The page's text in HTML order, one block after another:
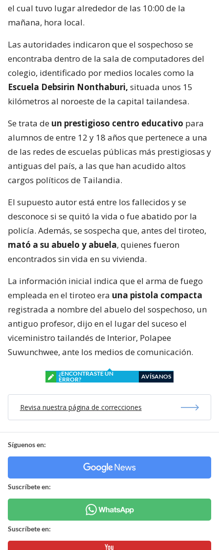
el cual tuvo lugar alrededor de las 10:00 de la
mañana, hora local.
Las autoridades indicaron que el sospechoso se
encontraba dentro de la sala de computadores del
colegio, identificado por medios locales como la
Escuela Debsirin Nonthaburi, situada unos 15
kilómetros al noroeste de la capital tailandesa.
Se trata de un prestigioso centro educativo para
alumnos de entre 12 y 18 años que pertenece a una
de las redes de escuelas públicas más prestigiosas y
antiguas del país, a las que han acudido altos
cargos políticos de Tailandia.
El supuesto autor está entre los fallecidos y se
desconoce si se quitó la vida o fue abatido por la
policía. Además, se sospecha que, antes del tiroteo,
mató a su abuelo y abuela, quienes fueron
encontrados sin vida en su vivienda.
La información inicial indica que el arma de fuego
empleada en el tiroteo era una pistola compacta
registrada a nombre del abuelo del sospechoso, un
antiguo profesor, dijo en el lugar del suceso el
viceministro tailandés de Interior, Polapee
Suwunchwee, ante los medios de comunicación.
¿ENCONTRASTE UN
ERROR?
AVÍSANOS
Revisa nuestra página de correcciones
Síguenos en:
Suscríbete en:
Suscríbete en: